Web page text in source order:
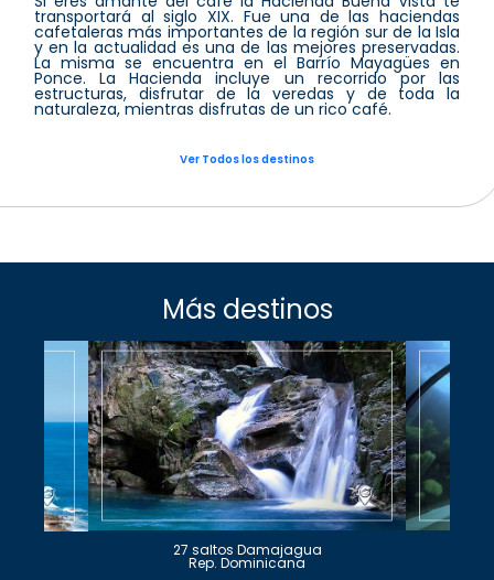
transportará al siglo XIX. Fue una de las haciendas
cafetaleras más importantes de la región sur de la Isla
y en la actualidad es una de las mejores preservadas.
La misma se encuentra en el Barrío Mayagües en
Ponce. La Hacienda incluye un recorrido por las
estructuras, disfrutar de la veredas y de toda la
naturaleza, mientras disfrutas de un rico café.
Ver Todos los destinos
Más destinos
27 saltos Damajagua
Rep. Dominicana